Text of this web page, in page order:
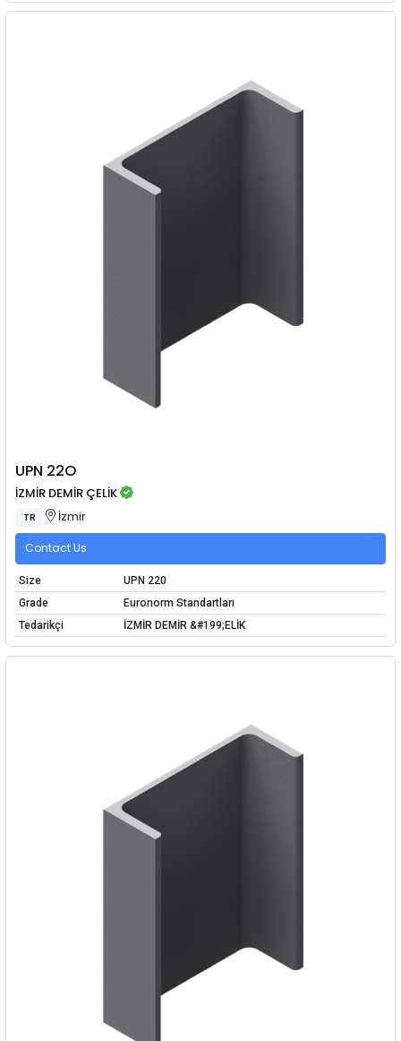
UPN 22O
İZMİR DEMİR ÇELİK
TR İzmir
Contact Us
Size
UPN 220
Grade
Euronorm Standartları
Tedarikçi
İZMİR DEMİR &#199;ELİK